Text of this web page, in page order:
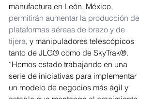
manufactura en León, México,
permitirán aumentar la producción de
plataformas aéreas de brazo y de
tijera, y manipuladores telescópicos
tanto de JLG® como de SkyTrak®.
“Hemos estado trabajando en una
serie de iniciativas para implementar
un modelo de negocios más ágil y